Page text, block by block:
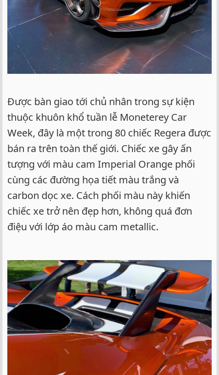
Được bàn giao tới chủ nhân trong sự kiện
thuộc khuôn khổ tuần lễ Moneterey Car
Week, đây là một trong 80 chiếc Regera được
bán ra trên toàn thế giới. Chiếc xe gây ấn
tượng với màu cam Imperial Orange phối
cùng các đường họa tiết màu trắng và
carbon dọc xe. Cách phối màu này khiến
chiếc xe trở nên đẹp hơn, không quá đơn
điệu với lớp áo màu cam metallic.